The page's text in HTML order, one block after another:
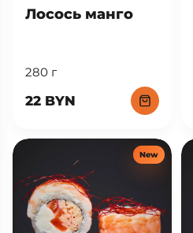
Лосось манго
280 г
22 BYN
New